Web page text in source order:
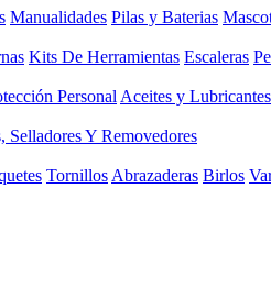
Manualidades Pilas y Baterias
Kits De Herramientas Escaleras
Personal Aceites y Lubricantes
Selladores Y Removedores
Tornillos Abrazaderas Birlos